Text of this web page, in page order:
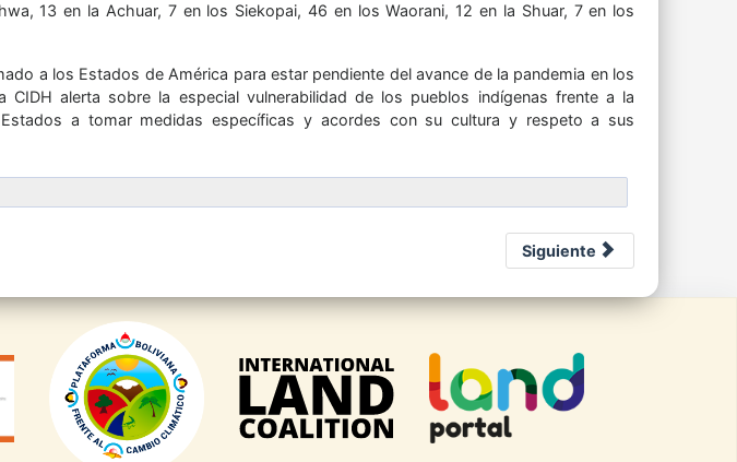
13 en la Achuar, 7 en los Siekopai, 46 en los Waorani, 12 en la Shuar, 7 en los
a los Estados de América para estar pendiente del avance de la pandemia en los
CIDH alerta sobre la especial vulnerabilidad de los pueblos indígenas frente a la
a tomar medidas específicas y acordes con su cultura y respeto a sus
Siguiente